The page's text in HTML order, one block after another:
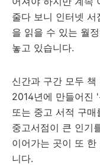
줄다 보니 인터넷
을 읽을 수 있는 월
놓고 있습니다.
신간과 구간 모두
2014년에 만들어진
또는 중고 서적 구
중고서점이 큰 인기
이어가는 곳이 또
니다.